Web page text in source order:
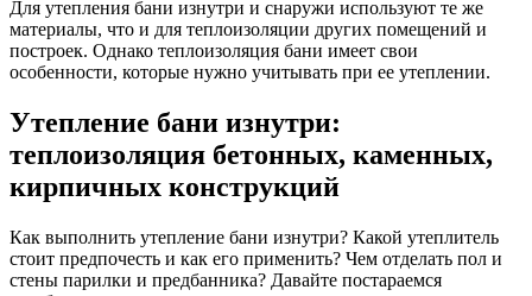
Для утепления бани изнутри и снаружи используют те же
материалы, что и для теплоизоляции других помещений и
построек. Однако теплоизоляция бани имеет свои
особенности, которые нужно учитывать при ее утеплении.
Утепление бани изнутри:
теплоизоляция бетонных, каменных,
кирпичных конструкций
Как выполнить утепление бани изнутри? Какой утеплитель
стоит предпочесть и как его применить? Чем отделать пол и
стены парилки и предбанника? Давайте постараемся